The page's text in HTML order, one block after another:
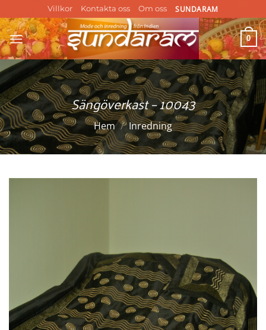
to
content
Villkor Kontakta oss Om oss SUNDARAM
0
Sängöverkast – 10043
Hem / Inredning